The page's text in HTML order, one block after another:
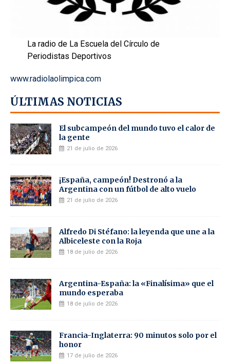
La radio de La Escuela del Círculo de
Periodistas Deportivos
www.radiolaolimpica.com
ÚLTIMAS NOTICIAS
El subcampeón del mundo tuvo el calor de
la gente
21 de julio de 2026
¡España, campeón! Destronó a la
Argentina con un fútbol de alto vuelo
21 de julio de 2026
Alfredo Di Stéfano: la leyenda que une a la
Albiceleste con la Roja
18 de julio de 2026
Argentina-España: la «Finalísima» que el
mundo esperaba
18 de julio de 2026
Francia-Inglaterra: 90 minutos solo por el
honor
17 de julio de 2026